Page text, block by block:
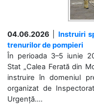
04.06.2026
Instruiri
trenurilor de pompieri
În perioada 3–5 iunie
Stat „Calea Ferată din
instruire în domeniul
organizat de
Urgență....